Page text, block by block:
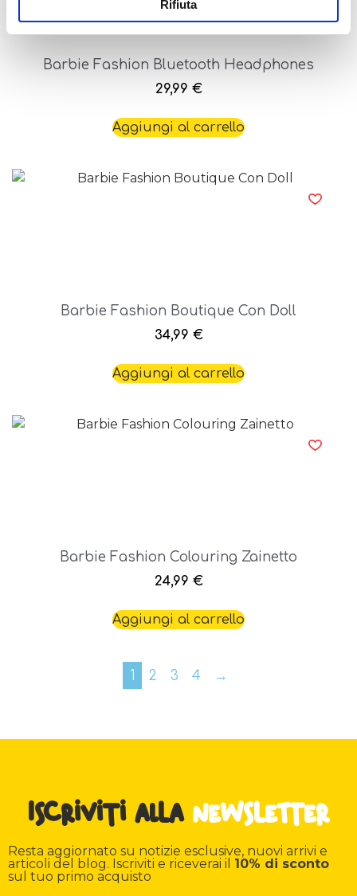
Rifiuta
Barbie Fashion Bluetooth Headphones
29,99 €
Aggiungi al carrello
Barbie Fashion Boutique Con Doll
34,99 €
Aggiungi al carrello
Barbie Fashion Colouring Zainetto
24,99 €
Aggiungi al carrello
1 2 3 4 →
Iscriviti alla newsletter
Resta aggiornato su notizie esclusive, nuovi arrivi e
articoli del blog. Iscriviti e riceverai il 10% di sconto
sul tuo primo acquisto